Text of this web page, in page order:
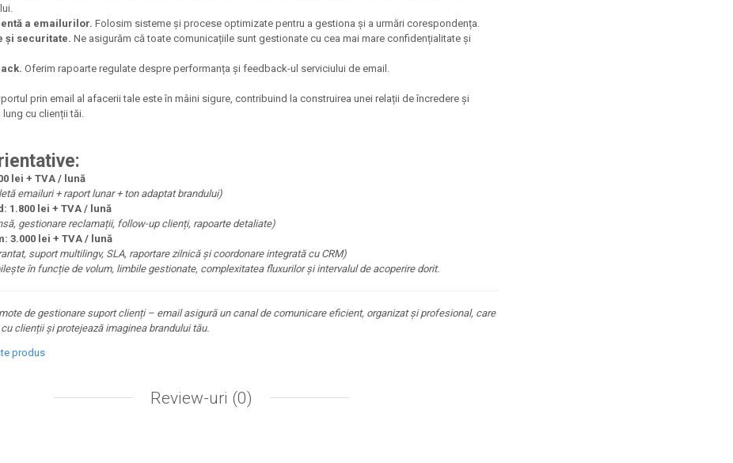
a emailurilor. Folosim sisteme și procese optimizate pentru a gestiona și a urmări corespondența.
și securitate. Ne asigurăm că toate comunicațiile sunt gestionate cu cea mai mare confidențialitate și
Oferim rapoarte regulate despre performanța și feedback-ul serviciului de email.
prin email al afacerii tale este în mâini sigure, contribuind la construirea unei relații de încredere și
cu clienții tăi.
lei + TVA / lună
emailuri + raport lunar + ton adaptat brandului)
1.800 lei + TVA / lună
gestionare reclamații, follow-up clienți, rapoarte detaliate)
3.000 lei + TVA / lună
suport multilingv, SLA, raportare zilnică și coordonare integrată cu CRM)
în funcție de volum, limbile gestionate, complexitatea fluxurilor și intervalul de acoperire dorit.
de gestionare suport clienți – email asigură un canal de comunicare eficient, organizat și profesional, care
clienții și protejează imaginea brandului tău.
produs
Review-uri (0)